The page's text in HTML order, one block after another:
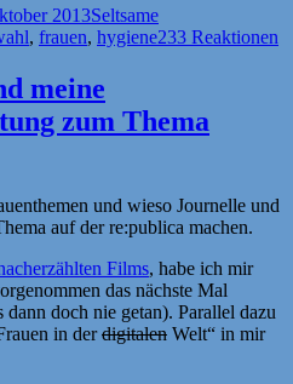
2013Kategorien
Seltsame
, frauen, hygiene233 Reaktionen
meine
zum Thema
und wieso Journelle und
auf der re:publica machen.
Films, habe ich mir
das nächste Mal
doch nie getan). Parallel dazu
in derdigitalen Welt“ in mir